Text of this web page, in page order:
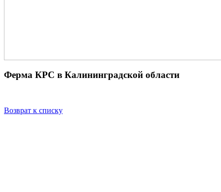
Ферма КРС в Калининградской области
Возврат к списку